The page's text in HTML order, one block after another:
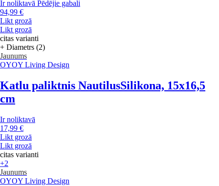
Ir noliktavā Pēdējie gabali
94,99 €
Likt grozā
Likt grozā
citas varianti
+ Diametrs (2)
Jaunums
OYOY Living Design
Katlu paliktnis NautilusSilikona, 15x16,5
cm
Ir noliktavā
17,99 €
Likt grozā
Likt grozā
citas varianti
+2
Jaunums
OYOY Living Design